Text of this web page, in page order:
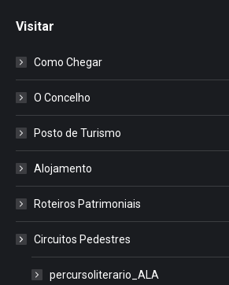
Visitar
Como Chegar
O Concelho
Posto de Turismo
Alojamento
Roteiros Patrimoniais
Circuitos Pedestres
percursoliterario_ALA